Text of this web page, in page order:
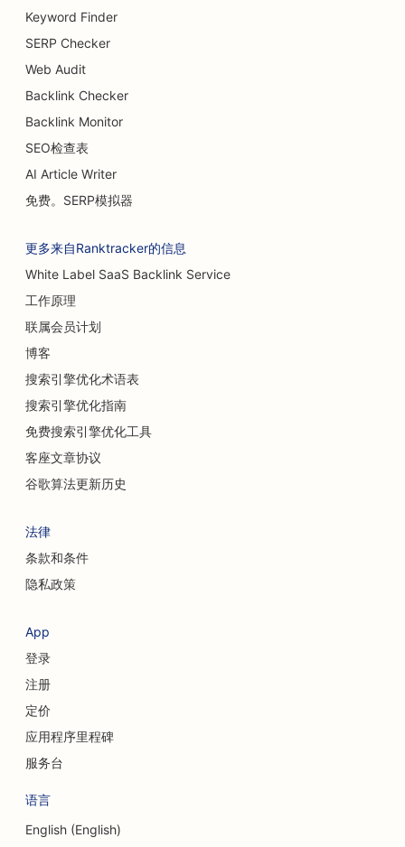
Keyword Finder
SERP Checker
Web Audit
Backlink Checker
Backlink Monitor
SEO检查表
AI Article Writer
免费。SERP模拟器
更多来自Ranktracker的信息
White Label SaaS Backlink Service
工作原理
联属会员计划
博客
搜索引擎优化术语表
搜索引擎优化指南
免费搜索引擎优化工具
客座文章协议
谷歌算法更新历史
法律
条款和条件
隐私政策
App
登录
注册
定价
应用程序里程碑
服务台
语言
English (English)